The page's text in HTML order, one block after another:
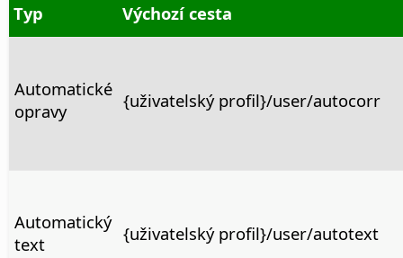
Typ
Výchozí cesta
Automatické
opravy
{uživatelský profil}/user/autocorr
Automatický
text
{uživatelský profil}/user/autotext